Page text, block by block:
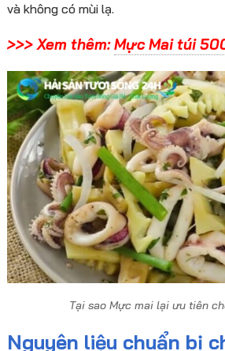
và không có mùi lạ.
>>> Xem thêm:Mực Mai túi
Tại sao Mực mai lại ưu tiên
Nguyên liệu chuẩn bị